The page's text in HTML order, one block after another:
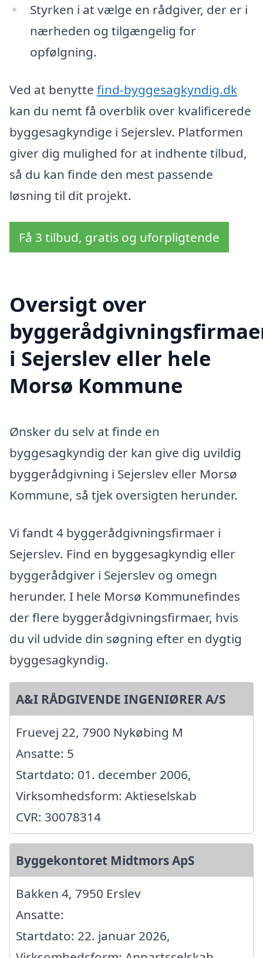
Styrken i at vælge en rådgiver, der er i
nærheden og tilgængelig for
opfølgning.
Ved at benytte find-byggesagkyndig.dk
kan du nemt få overblik over kvalificerede
byggesagkyndige i Sejerslev. Platformen
giver dig mulighed for at indhente tilbud,
så du kan finde den mest passende
løsning til dit projekt.
Få 3 tilbud, gratis og uforpligtende
Oversigt over
i Sejerslev eller hele
Morsø Kommune
Ønsker du selv at finde en
byggesagkyndig der kan give dig uvildig
byggerådgivning i Sejerslev eller Morsø
Kommune, så tjek oversigten herunder.
Vi fandt 4 byggerådgivningsfirmaer i
Sejerslev. Find en byggesagkyndig eller
byggerådgiver i Sejerslev og omegn
herunder. I hele Morsø Kommunefindes
der flere byggerådgivningsfirmaer, hvis
du vil udvide din søgning efter en dygtig
byggesagkyndig.
A&I RÅDGIVENDE INGENIØRER A/S
Fruevej 22, 7900 Nykøbing M
Ansatte: 5
Startdato: 01. december 2006,
Virksomhedsform: Aktieselskab
CVR: 30078314
Byggekontoret Midtmors ApS
Bakken 4, 7950 Erslev
Ansatte:
Startdato: 22. januar 2026,